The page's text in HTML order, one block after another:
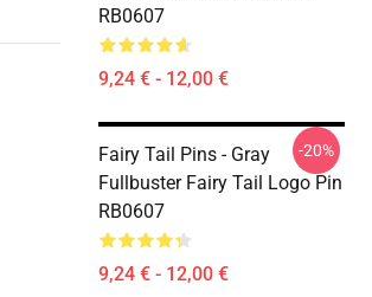
RB0607
9,24 € - 12,00 €
Fairy Tail Pins - Gray
Fullbuster Fairy Tail Logo Pin
RB0607
9,24 € - 12,00 €
-20%